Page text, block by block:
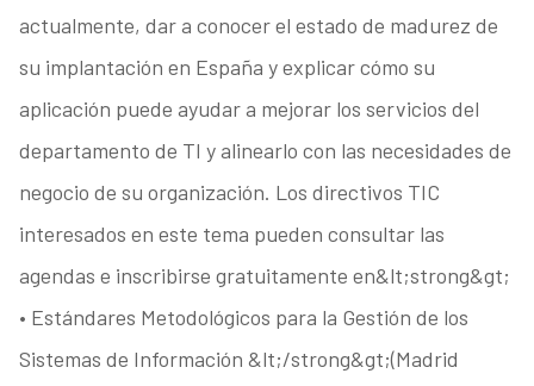
actualmente, dar a conocer el estado de madurez de
su implantación en España y explicar cómo su
aplicación puede ayudar a mejorar los servicios del
departamento de TI y alinearlo con las necesidades de
negocio de su organización. Los directivos TIC
interesados en este tema pueden consultar las
agendas e inscribirse gratuitamente en&lt;strong&gt;
• Estándares Metodológicos para la Gestión de los
Sistemas de Información &lt;/strong&gt;(Madrid